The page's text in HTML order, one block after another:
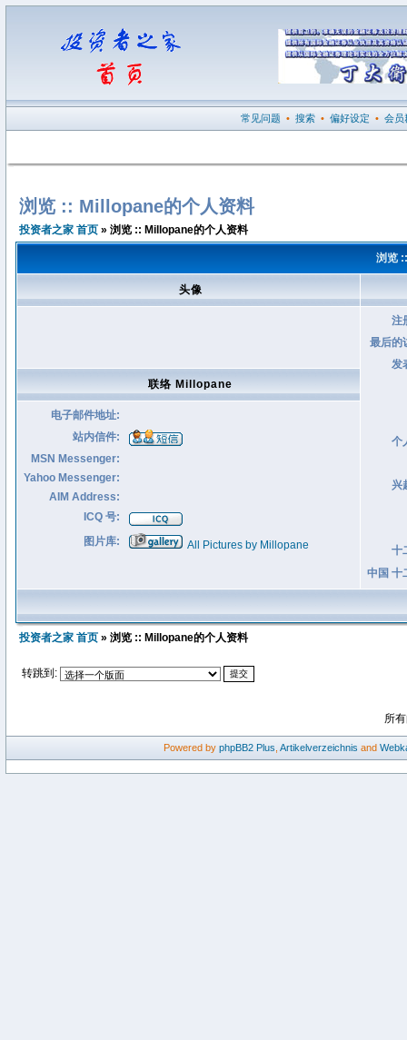
常见问题 • 搜索 • 偏好设定 • 会员
浏览 :: Millopane的个人资料
投资者之家 首页 » 浏览 :: Millopane的个人资料
浏览
头像
注
最后的
发
个
兴
十
中国 十
联络 Millopane
电子邮件地址:
站内信件:
MSN Messenger:
Yahoo Messenger:
AIM Address:
ICQ 号:
图片库:
All Pictures by Millopane
投资者之家 首页 » 浏览 :: Millopane的个人资料
转跳到:
所
Powered by phpBB2 Plus Artikelverzeichnis and